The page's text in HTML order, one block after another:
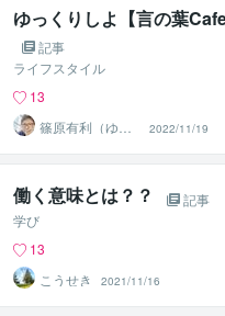
ゆっくりしよ【言の葉
記事
ライフスタイル
13
篠原有利（ゆー
りママ）
2022/11/19
働く意味とは？？
記事
学び
13
こうせき
2021/11/16